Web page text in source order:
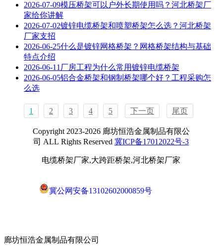
2026-07-09模压桥架可以户外长期使用吗？河北桥架厂
家给你讲解
2026-07-02镀锌电缆桥架和喷塑桥架怎么选？河北桥架
厂家支招
2026-06-25什么是镀锌网格桥架？网格桥架结构与基础
特点介绍
2026-06-11 厂房工程为什么常用镀锌电缆桥架
2026-06-05铝合金桥架和钢制桥架哪个好？工程采购怎
么选
1 2 3 4 5 下一页 尾页
Copyright 2023-2026 廊坊恒浩金属制品有限公
司 ALL Rights Reserved 冀ICP备17012022号-3
电缆桥架厂家,大跨距桥架,河北桥架厂家
冀公网安备13102602000859号
廊坊恒浩金属制品有限公司